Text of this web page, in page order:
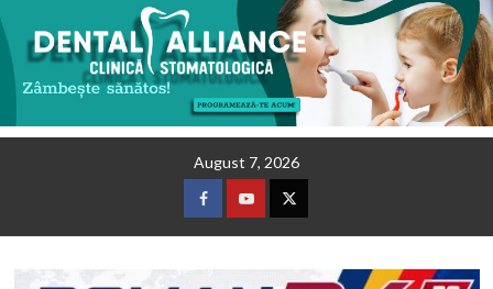
August 7, 2026
FacebookYoutubeTwitter